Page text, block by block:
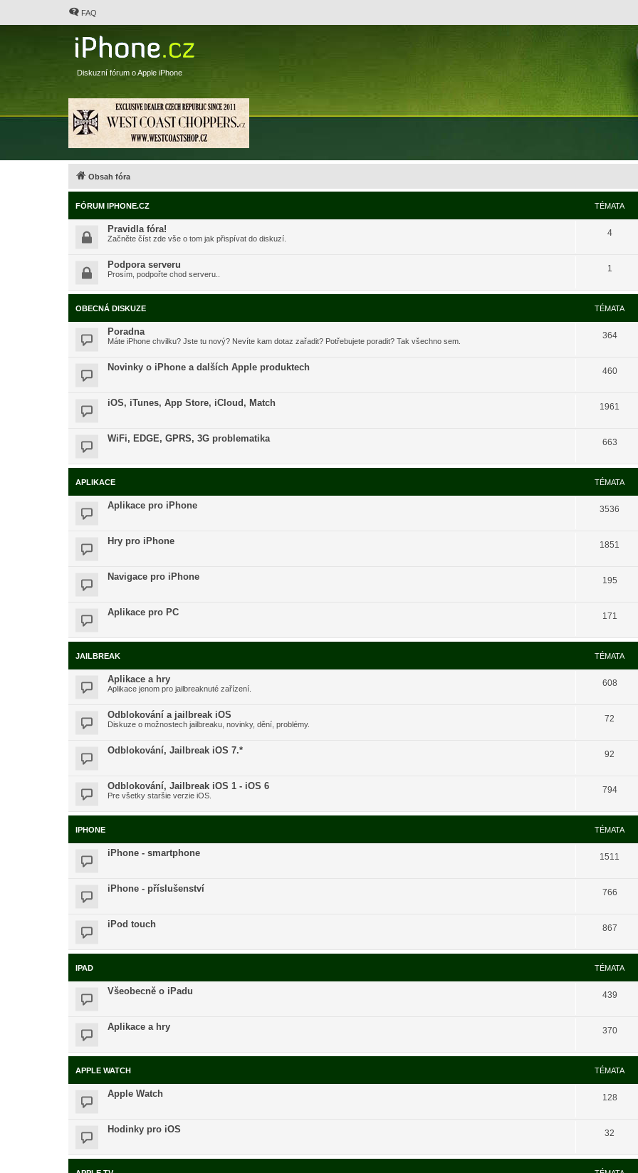
FAQ
Diskuzní fórum o Apple iPhone
Obsah fóra
FÓRUM IPHONE.CZ TÉMATA
Pravidla fóra!
Začněte číst zde vše o tom jak přispívat do diskuzí.
4
Podpora serveru
Prosím, podpořte chod serveru..
1
OBECNÁ DISKUZE TÉMATA
Poradna
Máte iPhone chvilku? Jste tu nový? Nevíte kam dotaz zařadit? Potřebujete poradit? Tak všechno sem.
364
Novinky o iPhone a dalších Apple produktech 460
iOS, iTunes, App Store, iCloud, Match 1961
WiFi, EDGE, GPRS, 3G problematika 663
APLIKACE TÉMATA
Aplikace pro iPhone 3536
Hry pro iPhone 1851
Navigace pro iPhone 195
Aplikace pro PC 171
JAILBREAK TÉMATA
Aplikace a hry
Aplikace jenom pro jailbreaknuté zařízení.
608
Odblokování a jailbreak iOS
Diskuze o možnostech jailbreaku, novinky, dění, problémy.
72
Odblokování, Jailbreak iOS 7.* 92
Odblokování, Jailbreak iOS 1 - iOS 6
Pre všetky staršie verzie iOS.
794
IPHONE TÉMATA
iPhone - smartphone 1511
iPhone - příslušenství 766
iPod touch 867
IPAD TÉMATA
Všeobecně o iPadu 439
Aplikace a hry 370
APPLE WATCH TÉMATA
Apple Watch 128
Hodinky pro iOS 32